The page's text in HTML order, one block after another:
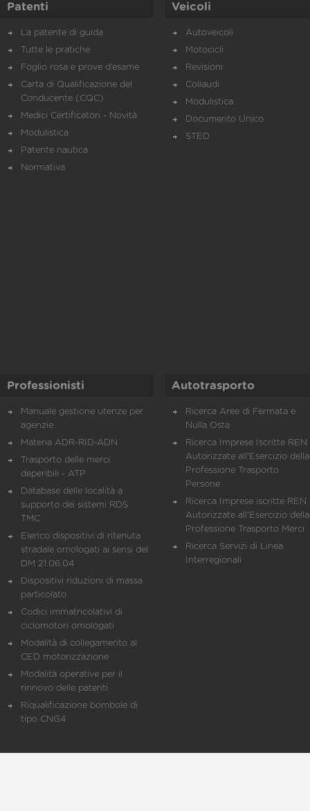
Patenti
La patente di guida
Tutte le pratiche
Foglio rosa e prove d’esame
Carta di Qualificazione del
Conducente (CQC)
Medici Certificatori - Novità
Modulistica
Patente nautica
Normativa
Veicoli
Autoveicoli
Motocicli
Revisioni
Collaudi
Modulistica
Documento Unico
STED
Professionisti
Manuale gestione utenze per
agenzie
Materia ADR-RID-ADN
Trasporto delle merci
deperibili - ATP
Database delle località a
supporto dei sistemi RDS
TMC
Elenco dispositivi di ritenuta
stradale omologati ai sensi del
DM 21.06.04
Dispositivi riduzioni di massa
particolato
Codici immatricolativi di
ciclomotori omologati
Modalità di collegamento al
CED motorizzazione
Modalità operative per il
rinnovo delle patenti
Riqualificazione bombole di
tipo CNG4
Autotrasporto
Ricerca Aree di Fermata e
Nulla Osta
Ricerca Imprese Iscritte REN
Autorizzate all'Esercizio della
Professione Trasporto
Persone
Ricerca Imprese iscritte REN
Autorizzate all'Esercizio della
Professione Trasporto Merci
Ricerca Servizi di Linea
Interregionali